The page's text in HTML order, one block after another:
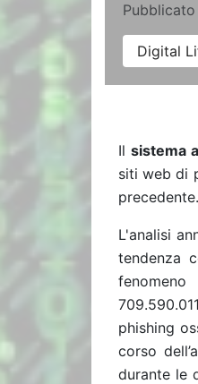
Pubblicato
Digital
Ilsistema
siti web di
precedente.
L'analisi
tendenza
phishing
corso
durante le